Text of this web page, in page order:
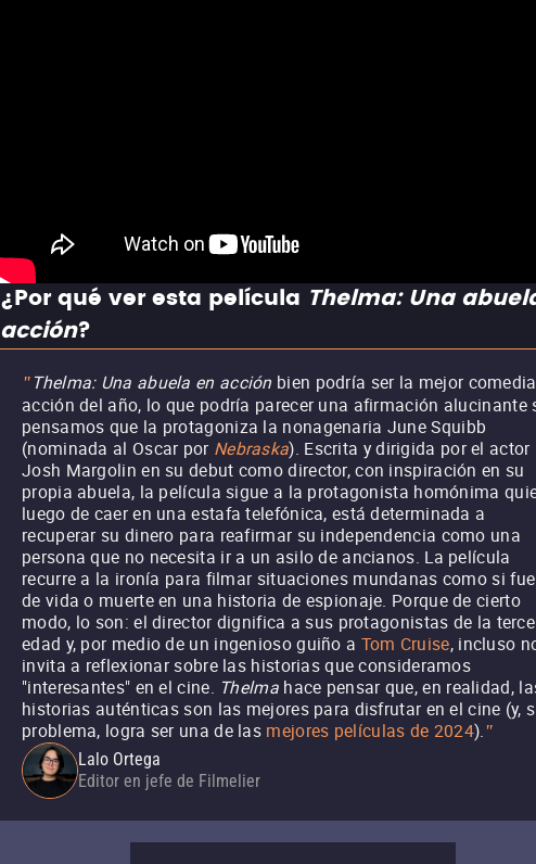
¿Por qué ver esta película Thelma: Una
acción?
" Thelma: Una abuela en acción bien podría ser la mejor
acción del año, lo que podría parecer una afirmación alucinante
pensamos que la protagoniza la nonagenaria June Squibb
(nominada al Oscar por Nebraska). Escrita y dirigida por el actor
Josh Margolin en su debut como director, con inspiración en su
propia abuela, la película sigue a la protagonista homónima
luego de caer en una estafa telefónica, está determinada a
recuperar su dinero para reafirmar su independencia como una
persona que no necesita ir a un asilo de ancianos. La película
recurre a la ironía para filmar situaciones mundanas como si
de vida o muerte en una historia de espionaje. Porque de cierto
modo, lo son: el director dignifica a sus protagonistas de la
edad y, por medio de un ingenioso guiño a Tom Cruise, incluso
invita a reflexionar sobre las historias que consideramos
"interesantes" en el cine. Thelmahace pensar que, en realidad,
historias auténticas son las mejores para disfrutar en el cine (y,
problema, logra ser una de las mejores películas de 2024)."
Lalo Ortega
Editor en jefe de Filmelier